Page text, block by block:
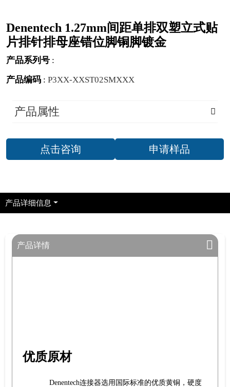
Denentech 1.27mm间距单排双塑立式贴
片排针排母座错位脚铜脚镀金
产品系列号 :
产品编码 : P3XX-XXST02SMXXX
产品属性
点击咨询 申请样品
产品详细信息
产品详情
优质原材
Denentech连接器选用国际标准的优质黄铜，硬度